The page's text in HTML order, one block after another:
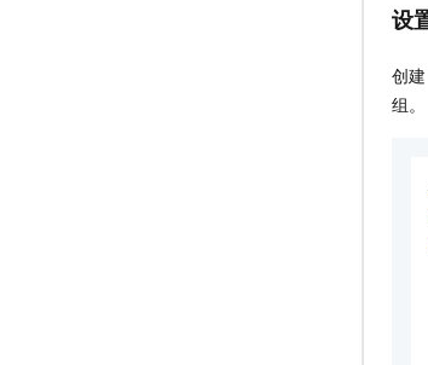
设
创建
组。